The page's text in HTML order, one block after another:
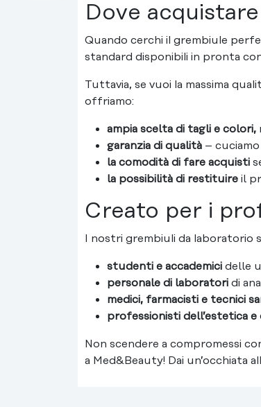
Dove
Quando cerchi il grembiule
standard disponibili in pronta
Tuttavia, se vuoi la massima
offriamo:
ampia scelta di tagli e colori,
garanzia di qualità –
la comodità di fare acquisti
la possibilità di restituire il
Creato per i
I nostri grembiuli da laboratorio
studenti e accademici delle
personale di laboratori di
medici, farmacisti e tecnici
professionisti dell’estetica
Non scendere a compromessi
a Med&Beauty! Dai un’occhiata